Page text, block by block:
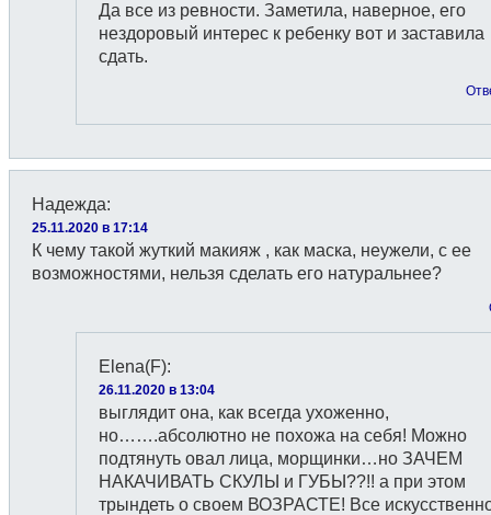
Да все из ревности. Заметила, наверное, его
нездоровый интерес к ребенку вот и заставила
сдать.
Надежда:
25.11.2020 в 17:14
К чему такой жуткий макияж , как маска, неужели, с ее
возможностями, нельзя сделать его натуральнее?
Elena(F):
26.11.2020 в 13:04
выглядит она, как всегда ухоженно,
но…….абсолютно не похожа на себя! Можно
подтянуть овал лица, морщинки…но ЗАЧЕМ
НАКАЧИВАТЬ СКУЛЫ и ГУБЫ??!! а при этом
трындеть о своем ВОЗРАСТЕ! Все